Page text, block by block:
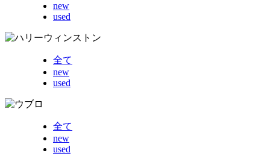
new
used
全て
new
used
全て
new
used